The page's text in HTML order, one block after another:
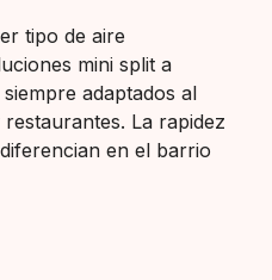
tipo de aire
mini split a
adaptados al
La rapidez
en el barrio